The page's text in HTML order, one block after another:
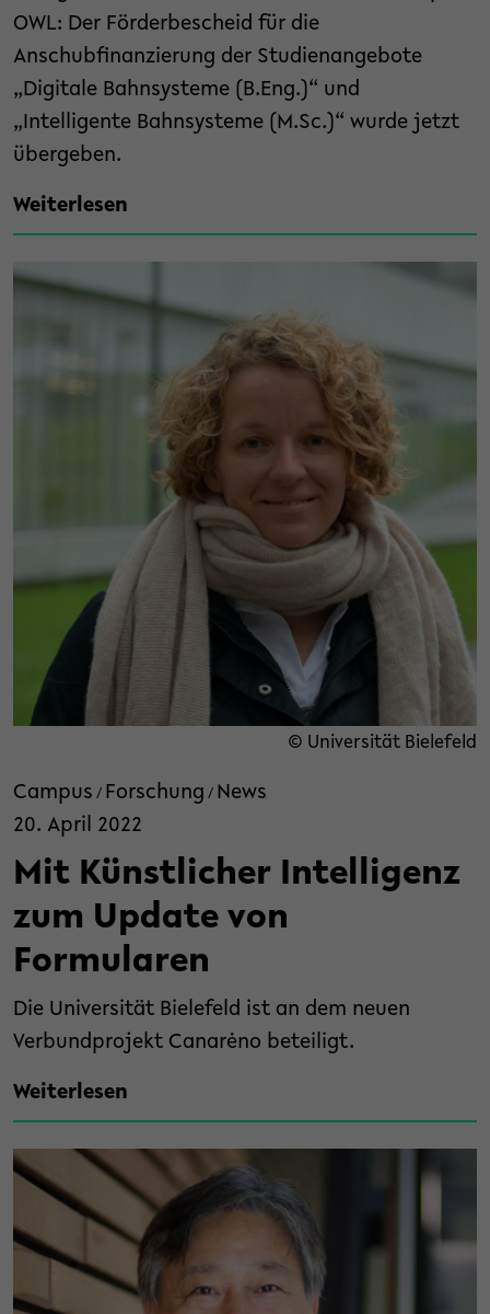
OWL: Der Förderbescheid für die
Anschubfinanzierung der Studienangebote
„Digitale Bahnsysteme (B.Eng.)“ und
„Intelligente Bahnsysteme (M.Sc.)“ wurde jetzt
übergeben.
Weiterlesen
© Universität Bielefeld
Campus / Forschung / News
20. April 2022
Mit Künstlicher Intelligenz
zum Update von
Formularen
Die Universität Bielefeld ist an dem neuen
Verbundprojekt Canarėno beteiligt.
Weiterlesen